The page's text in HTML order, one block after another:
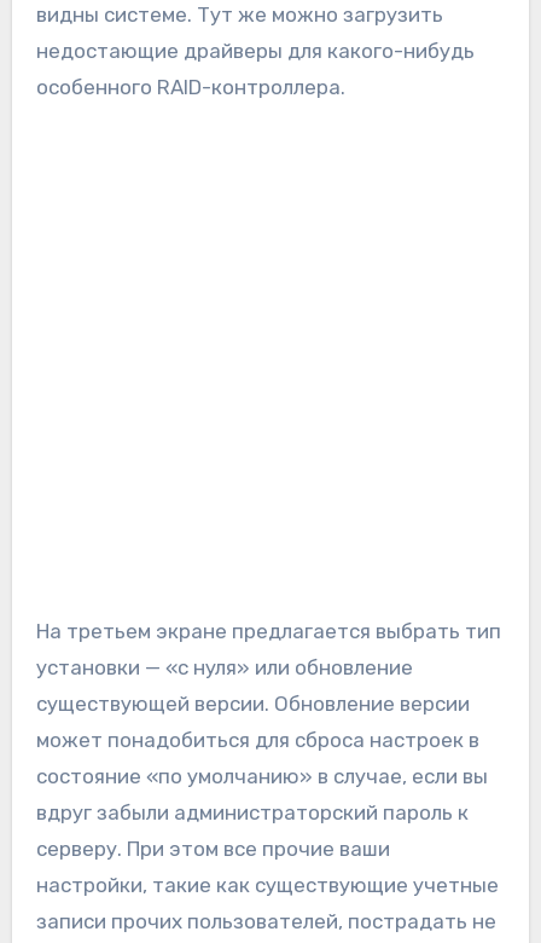
видны системе. Тут же можно загрузить
недостающие драйверы для какого-нибудь
особенного RAID-контроллера.
На третьем экране предлагается выбрать тип
установки — «с нуля» или обновление
существующей версии. Обновление версии
может понадобиться для сброса настроек в
состояние «по умолчанию» в случае, если вы
вдруг забыли администраторский пароль к
серверу. При этом все прочие ваши
настройки, такие как существующие учетные
записи прочих пользователей, пострадать не